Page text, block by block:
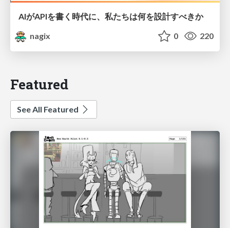
AIがAPIを書く時代に、私たちは何を設計すべきか
nagix
0 220
Featured
See All Featured